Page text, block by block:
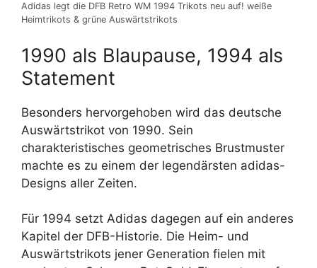
Adidas legt die DFB Retro WM 1994 Trikots neu auf! weiße
Heimtrikots & grüne Auswärtstrikots
1990 als Blaupause, 1994 als
Statement
Besonders hervorgehoben wird das deutsche
Auswärtstrikot von 1990. Sein
charakteristisches geometrisches Brustmuster
machte es zu einem der legendärsten adidas-
Designs aller Zeiten.
Für 1994 setzt Adidas dagegen auf ein anderes
Kapitel der DFB-Historie. Die Heim- und
Auswärtstrikots jener Generation fielen mit